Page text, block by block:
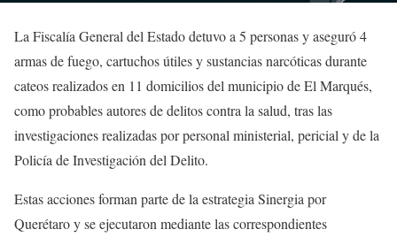
La Fiscalía General del Estado detuvo a 5 personas y aseguró 4
armas de fuego, cartuchos útiles y sustancias narcóticas durante
cateos realizados en 11 domicilios del municipio de El Marqués,
como probables autores de delitos contra la salud, tras las
investigaciones realizadas por personal ministerial, pericial y de la
Policía de Investigación del Delito.
Estas acciones forman parte de la estrategia Sinergia por
Querétaro y se ejecutaron mediante las correspondientes